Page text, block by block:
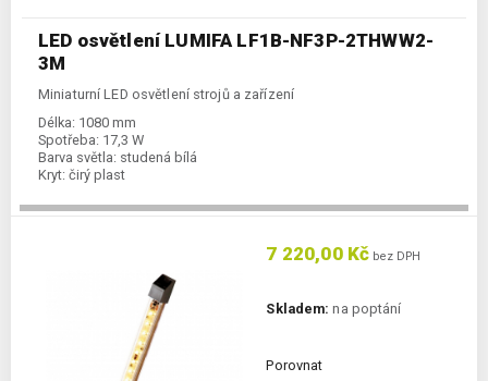
LED osvětlení LUMIFA LF1B-NF3P-2THWW2-
3M
Miniaturní LED osvětlení strojů a zařízení
Délka: 1080 mm
Spotřeba: 17,3 W
Barva světla: studená bílá
Kryt: čirý plast
7 220,00 Kč bez DPH
Skladem: na poptání
Porovnat